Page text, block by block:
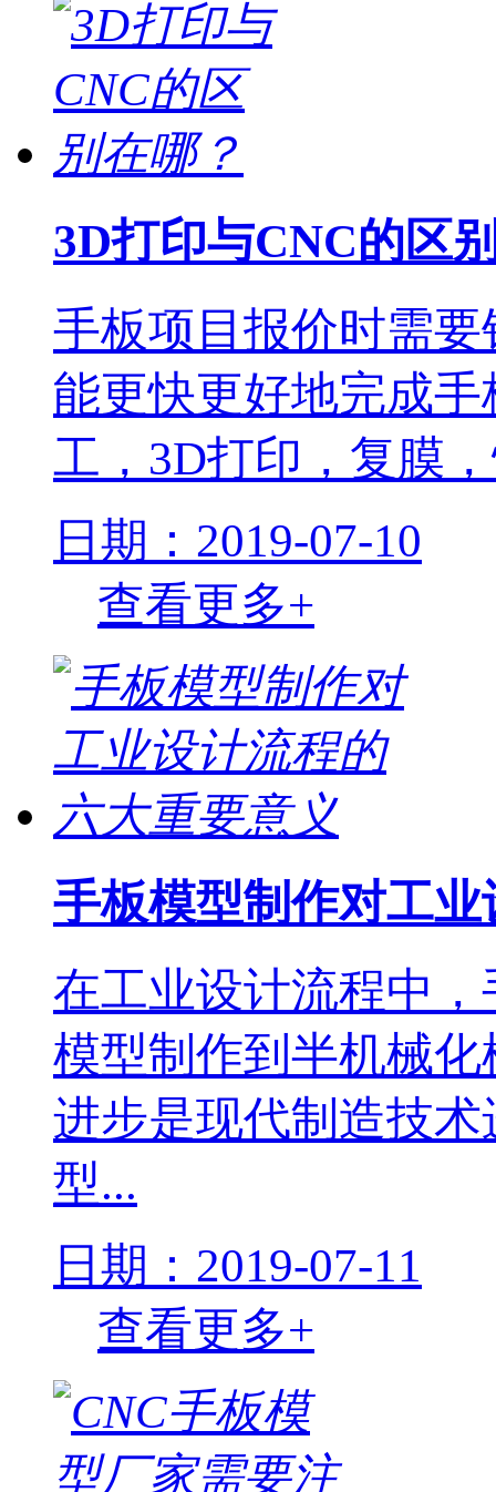
3D打印与CNC的区
手板项目报价时需
能更快更好地完成
工，3D打印，复膜
日期：2019-07-10
查看更多+
手板模型制作对工
在工业设计流程中
模型制作到半机械
进步是现代制造技
型...
日期：2019-07-11
查看更多+